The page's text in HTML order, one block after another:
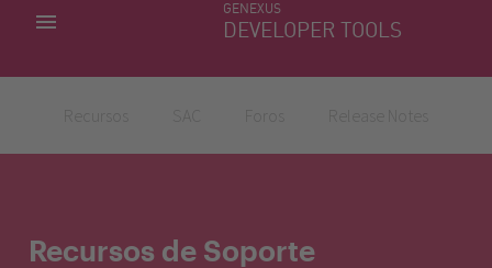
GENEXUS
DEVELOPER TOOLS
MIS APLICACIONES
Recursos de Soporte